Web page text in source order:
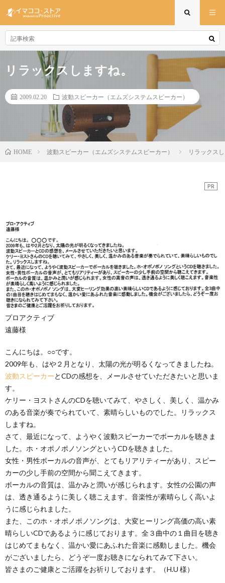
リラックスしますね。
2009.02.20 波動スピーカー（エムズシステムスピーカー）
HOME 波動スピーカー（エムズシステムスピーカー） リラックス
PR
プロアクティブ
遠藤様
こんにちは。○○です。
2009年も、はや２月となり、太陽の光が明るくなってきましたね。
波動スピーカーとCDの感想を、メールさせていただきたいと思いま
す。
ケリー・ヨストさんのCDを聴いてみて、やさしく、美しく、温かみ
のある音楽が奏でられていて、素晴らしいものでした。リラックス
しますね。
さて、最近になって、ようやく波動スピーカーでボーカルを聴きま
した。ホ・オポノポノソングというCDを聴きました。
女性・男性ボーカルの音声が、とてもリアリティーがあり、スピー
カーの少し手前の空間から聞こえてきます。
ボーカルの音質は、温かみと潤いが感じられます。女性の公園の声
は、透き通るように美しく聴こえます。音楽性が素晴らしく高いよ
うに感じられました。
また、このホ・オポノポノソングは、大変ヒーリング高価の高い素
晴らしいCDであるように感じております。全３曲中の１曲目を聴き
はじめてまもなく、温かい愛にあふれた音楽に感動しました。機会
がございましたら、どうぞ一度お聴きになられてみて下さい。
皆さまのご健康とご活躍をお祈りしております。（H.U 様）